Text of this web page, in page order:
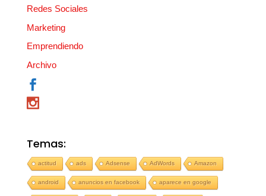
Redes Sociales
Marketing
Emprendiendo
Archivo
Temas:
actitud ads Adsense AdWords Amazon
android anuncios en facebook aparece en google